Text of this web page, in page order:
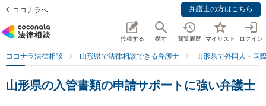
ココナラへ 弁護士の方はこちら
投稿する 探す 閲覧履歴 マイリスト ログイン
ココナラ法律相談 山形県で法律相談できる弁護士 山形県で外国人・国
山形県の入管書類の申請サポートに強い弁護士